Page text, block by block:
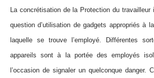
La concrétisation de la Protection du
question d’utilisation de gadgets appropriés à
laquelle se trouve l’employé. Différentes
appareils sont à la portée des employés
l’occasion de signaler un quelconque danger.